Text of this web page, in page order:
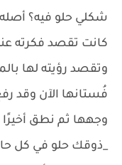
شكلي حلو فيه؟ أصله
كانت تقصد فكرته
وتقصد رؤيته لها
فُستانها الآن وقد
وجهها ثم نطق
_ذوقك حلو في كل